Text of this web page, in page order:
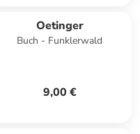
Oetinger
Buch - Funklerwald
9,00 €